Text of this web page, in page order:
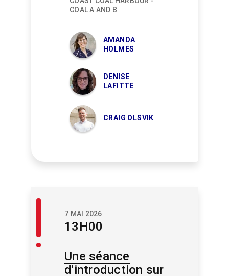
COAL A AND B
AMANDA
HOLMES
DENISE
LAFITTE
CRAIG OLSVIK
Conclusion
7 MAI 2026
13H00
Une séance
d'introduction sur